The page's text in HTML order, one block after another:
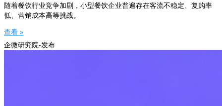
随着餐饮行业竞争加剧，小型餐饮企业普遍存在客流不稳定、复购率
低、营销成本高等挑战。
查看 »
企微研究院-发布